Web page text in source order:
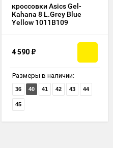
кроссовки Asics Gel-
Kahana 8 L.Grey Blue
Yellow 1011B109
4 590 ₽
Размеры в наличии:
36 40 41 42 43 44
45